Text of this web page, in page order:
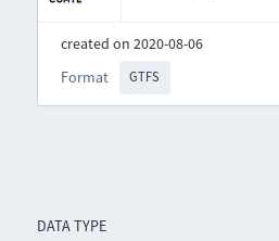
DATA TYPE
created on 2020-08-06
Format
GTFS